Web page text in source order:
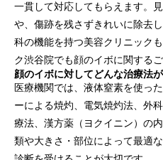
一貫して対応してもらえます。
や、傷跡を残さずきれいに除去
科の機能を持つ美容クリニック
ク渋谷院でも顔のイボに関する
顔のイボに対してどんな治療法
医療機関では、液体窒素を使っ
ーによる焼灼、電気焼灼法、外
療法、漢方薬（ヨクイニン）の
類や大きさ・部位によって最適